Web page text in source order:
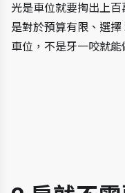
光是車位就要掏出上
是對於預算有限、選
車位，不是牙一咬就能